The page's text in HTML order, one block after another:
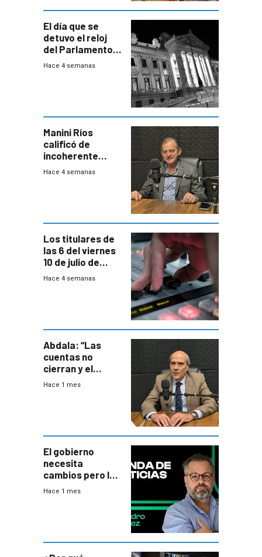
El día que se
detuvo el reloj
del Parlamento
para negociar
Hace 4 semanas
Manini Ríos
calificó de
incoherente
decisión de
Hace 4 semanas
Los titulares de
las 6 del viernes
10 de julio de
2026
Hace 4 semanas
Abdala: “Las
cuentas no
cierran y el
balance del
Hace 1 mes
El gobierno
necesita
cambios pero los
ministros tienen
Hace 1 mes